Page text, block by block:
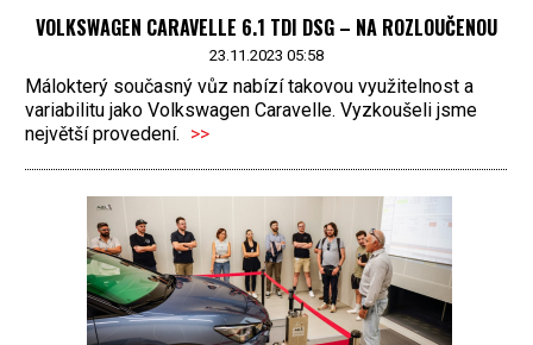
VOLKSWAGEN CARAVELLE 6.1 TDI DSG – NA ROZLOUČENOU
23.11.2023 05:58
Málokterý současný vůz nabízí takovou využitelnost a
variabilitu jako Volkswagen Caravelle. Vyzkoušeli jsme
největší provedení. >>